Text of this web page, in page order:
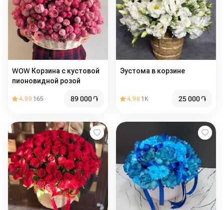
WOW Корзина с кустовой
пионовидной розой
4.99 165 89 000֏
Эустома в корзине
4.98 1K 25 000֏